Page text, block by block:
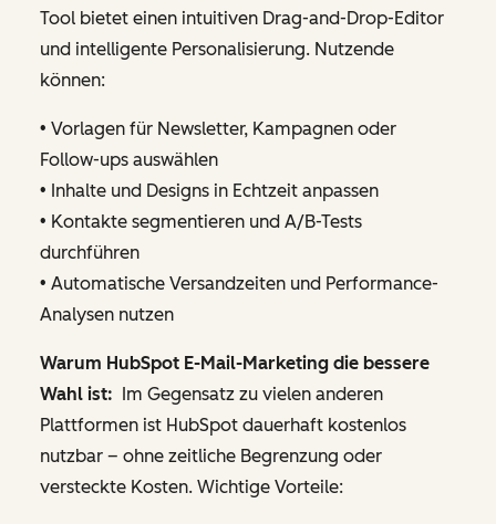
Tool bietet einen intuitiven Drag-and-Drop-Editor
und intelligente Personalisierung. Nutzende
können:
• Vorlagen für Newsletter, Kampagnen oder
Follow-ups auswählen
• Inhalte und Designs in Echtzeit anpassen
• Kontakte segmentieren und A/B-Tests
durchführen
• Automatische Versandzeiten und Performance-
Analysen nutzen
Warum HubSpot E-Mail-Marketing die bessere
Wahl ist:
Im Gegensatz zu vielen anderen
Plattformen ist HubSpot dauerhaft kostenlos
nutzbar – ohne zeitliche Begrenzung oder
versteckte Kosten. Wichtige Vorteile: